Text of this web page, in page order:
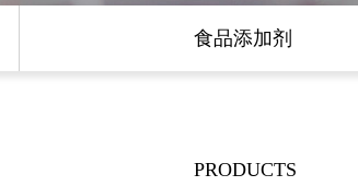
食品添加剂
PRODUCTS